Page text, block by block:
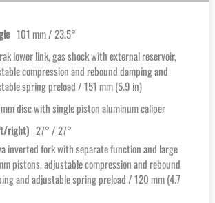
101 mm / 23.5°
lower link, gas shock with external reservoir,
compression and rebound damping and
spring preload / 151 mm (5.9 in)
disc with single piston aluminum caliper
right) 27° / 27°
inverted fork with separate function and large
pistons, adjustable compression and rebound
and adjustable spring preload / 120 mm (4.7